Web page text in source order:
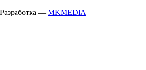
Разработка — MKMEDIA